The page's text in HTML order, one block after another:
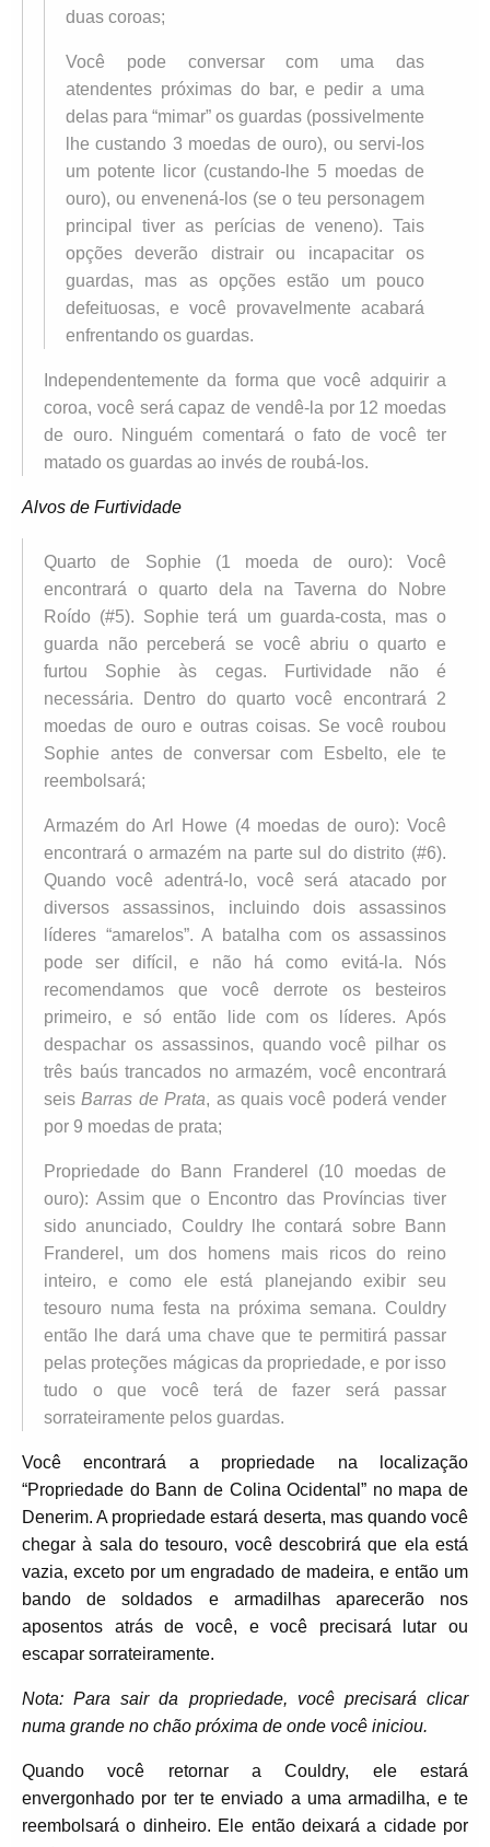
duas coroas;
Você pode conversar com uma das
atendentes próximas do bar, e pedir a uma
delas para “mimar” os guardas (possivelmente
lhe custando 3 moedas de ouro), ou servi-los
um potente licor (custando-lhe 5 moedas de
ouro), ou envenená-los (se o teu personagem
principal tiver as perícias de veneno). Tais
opções deverão distrair ou incapacitar os
guardas, mas as opções estão um pouco
defeituosas, e você provavelmente acabará
enfrentando os guardas.
Independentemente da forma que você adquirir a
coroa, você será capaz de vendê-la por 12 moedas
de ouro. Ninguém comentará o fato de você ter
matado os guardas ao invés de roubá-los.
Alvos de Furtividade
Quarto de Sophie (1 moeda de ouro): Você
encontrará o quarto dela na Taverna do Nobre
Roído (#5). Sophie terá um guarda-costa, mas o
guarda não perceberá se você abriu o quarto e
furtou Sophie às cegas. Furtividade não é
necessária. Dentro do quarto você encontrará 2
moedas de ouro e outras coisas. Se você roubou
Sophie antes de conversar com Esbelto, ele te
reembolsará;
Armazém do Arl Howe (4 moedas de ouro): Você
encontrará o armazém na parte sul do distrito (#6).
Quando você adentrá-lo, você será atacado por
diversos assassinos, incluindo dois assassinos
líderes “amarelos”. A batalha com os assassinos
pode ser difícil, e não há como evitá-la. Nós
recomendamos que você derrote os besteiros
primeiro, e só então lide com os líderes. Após
despachar os assassinos, quando você pilhar os
três baús trancados no armazém, você encontrará
seisBarras de Prata, as quais você poderá vender
por 9 moedas de prata;
Propriedade do Bann Franderel (10 moedas de
ouro): Assim que o Encontro das Províncias tiver
sido anunciado, Couldry lhe contará sobre Bann
Franderel, um dos homens mais ricos do reino
inteiro, e como ele está planejando exibir seu
tesouro numa festa na próxima semana. Couldry
então lhe dará uma chave que te permitirá passar
pelas proteções mágicas da propriedade, e por isso
tudo o que você terá de fazer será passar
sorrateiramente pelos guardas.
Você encontrará a propriedade na localização
“Propriedade do Bann de Colina Ocidental” no mapa de
Denerim. A propriedade estará deserta, mas quando você
chegar à sala do tesouro, você descobrirá que ela está
vazia, exceto por um engradado de madeira, e então um
bando de soldados e armadilhas aparecerão nos
aposentos atrás de você, e você precisará lutar ou
escapar sorrateiramente.
Nota: Para sair da propriedade, você precisará clicar
numa grande no chão próxima de onde você iniciou.
Quando você retornar a Couldry, ele estará
envergonhado por ter te enviado a uma armadilha, e te
reembolsará o dinheiro. Ele então deixará a cidade por